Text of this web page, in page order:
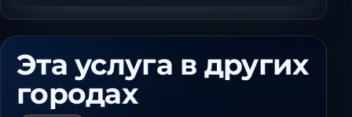
Эта услуга в других
городах